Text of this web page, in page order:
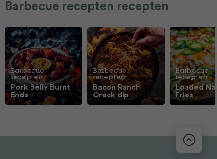
Barbecue recepten recepten
Barbecue
recepten
Pork Belly Burnt
Ends
Barbecue
recepten
Bacon Ranch
Crack dip
Barbecue
recepten
Loaded
Fries